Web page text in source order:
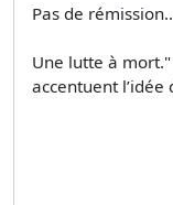
Pas de
Une lutte à
accentuent l’idée